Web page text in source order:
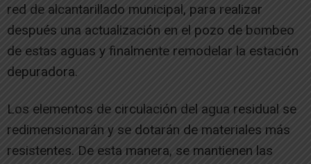
red de alcantarillado municipal, para realizar
después una actualización en el pozo de bombeo
de estas aguas y finalmente remodelar la estación
depuradora.
Los elementos de circulación del agua residual se
redimensionarán y se dotarán de materiales más
resistentes. De esta manera, se mantienen las